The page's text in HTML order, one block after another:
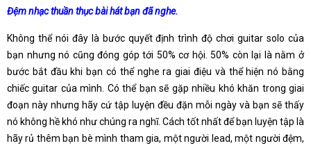
Đệm nhạc thuần thục bài hát bạn đã nghe.
Không thể nói đây là bước quyết định trình độ chơi guitar solo của
bạn nhưng nó cũng đóng góp tới 50% cơ hội. 50% còn lại là nằm ở
bước bắt đầu khi bạn có thể nghe ra giai điệu và thể hiện nó bằng
chiếc guitar của mình. Có thể bạn sẽ gặp nhiều khó khăn trong giai
đoạn này nhưng hãy cứ tập luyện đều đặn mỗi ngày và bạn sẽ thấy
nó không hề khó như chúng ra nghĩ. Cách tốt nhất để bạn luyện tập là
hãy rủ thêm bạn bè mình tham gia, một người lead, một người đệm,